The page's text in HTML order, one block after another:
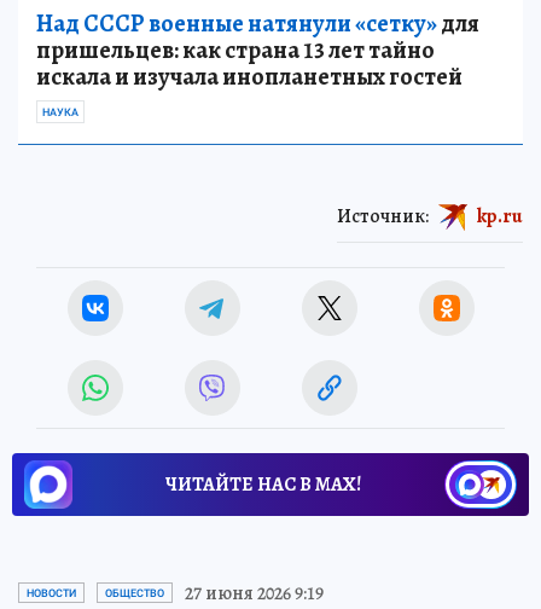
Над СССР военные натянули «сетку»для
пришельцев: как страна 13 лет тайно
искала и изучала инопланетных гостей
НАУКА
Источник: kp.ru
ЧИТАЙТЕ НАС В МАХ!
НОВОСТИ ОБЩЕСТВО 27 июня 2026 9:19